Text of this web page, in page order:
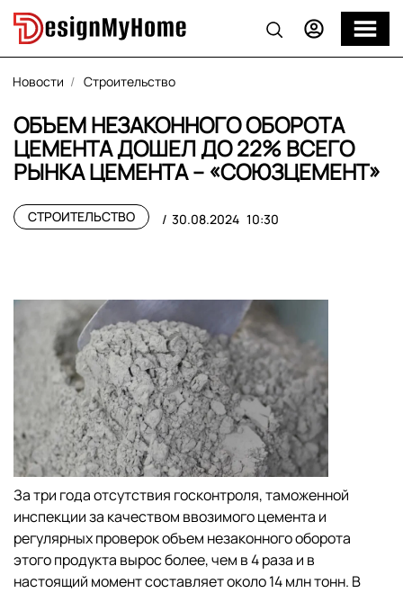
Новости Строительство
ОБЪЕМ НЕЗАКОННОГО ОБОРОТА
ЦЕМЕНТА ДОШЕЛ ДО 22% ВСЕГО
РЫНКА ЦЕМЕНТА – «СОЮЗЦЕМЕНТ»
СТРОИТЕЛЬСТВО 30.08.2024 10:30
За три года отсутствия госконтроля, таможенной
инспекции за качеством ввозимого цемента и
регулярных проверок объем незаконного оборота
этого продукта вырос более, чем в 4 раза и в
настоящий момент составляет около 14 млн тонн. В